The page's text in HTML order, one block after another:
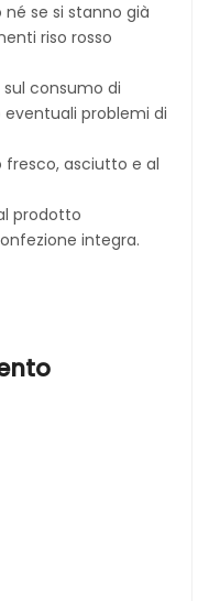
se si stanno già
riso rosso
consumo di
problemi di
fresco, asciutto e al
prodotto
integra.